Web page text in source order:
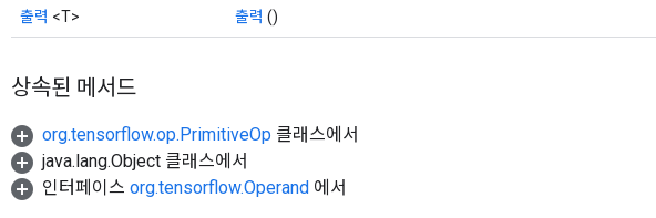
출력 <T> 출력 ()
상속된 메서드
org.tensorflow.op.PrimitiveOp 클래스에서
java.lang.Object 클래스에서
인터페이스 org.tensorflow.Operand 에서